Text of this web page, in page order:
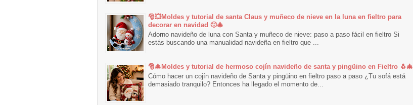
🎅💥Moldes y tutorial de santa Claus y muñeco de nieve en la luna en fieltro para
decorar en navidad 🙂🎄
Adorno navideño de luna con Santa y muñeco de nieve: paso a paso fácil en fieltro Si
estás buscando una manualidad navideña en fieltro que ...
🎅🎄Moldes y tutorial de hermoso cojín navideño de santa y pingüino en Fieltro 🐧🎄
Cómo hacer un cojín navideño de Santa y pingüino en fieltro paso a paso ¿Tu sofá está
demasiado tranquilo? Entonces ha llegado el momento de...